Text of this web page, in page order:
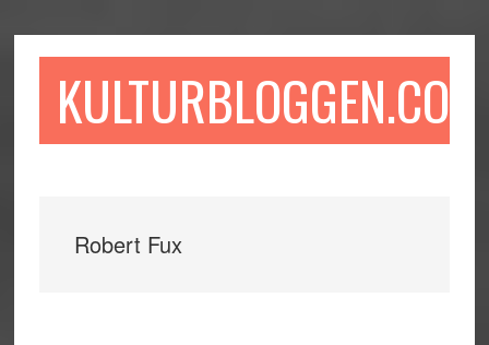
till
till
sidofältet
till
KULTURBLOGGEN.COM
Robert Fux